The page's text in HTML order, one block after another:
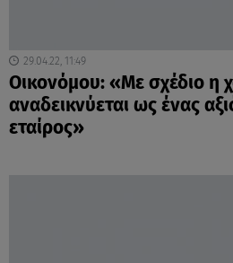
29.04.22, 11:49
Οικονόμου: «Με σχέδιο η
αναδεικνύεται ως ένας
εταίρος»